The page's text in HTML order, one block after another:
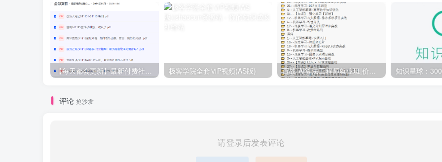
【每天都会更新】最新付费社群公众号文章 极客学院全套ⅥP视频(AS版) 百战-AI算法工程师就业班|价值18980元|冲击百万年薪|完结无秘
评论 抢沙发
请登录后发表评论